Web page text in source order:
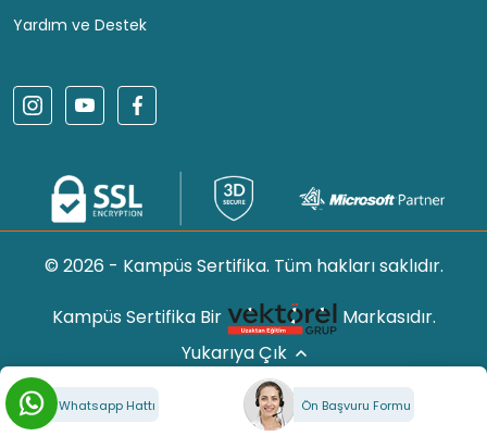
Whatsapp Hattı Ön Başvuru Formu
Yardım ve Destek
© 2026 - Kampüs Sertifika. Tüm hakları saklıdır.
Kampüs Sertifika Bir
Markasıdır.
Yukarıya Çık